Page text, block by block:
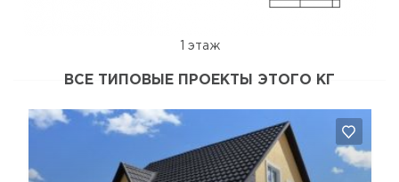
1 этаж
ВСЕ ТИПОВЫЕ ПРОЕКТЫ ЭТОГО КГ